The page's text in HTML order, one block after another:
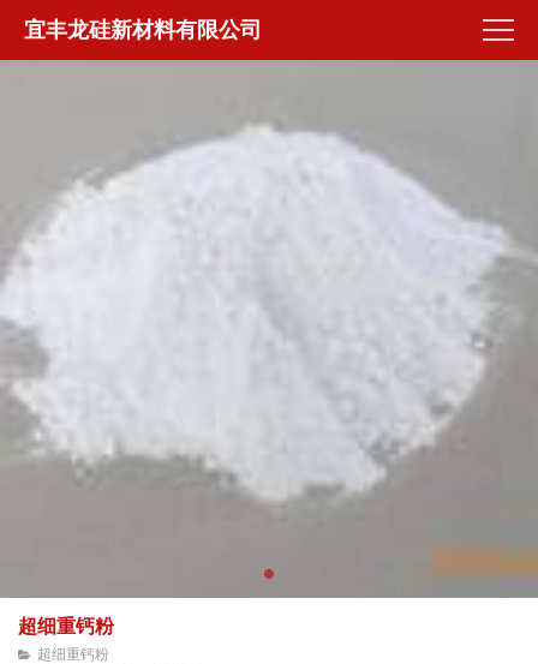
宜丰龙硅新材料有限公司
超细重钙粉
超细重钙粉